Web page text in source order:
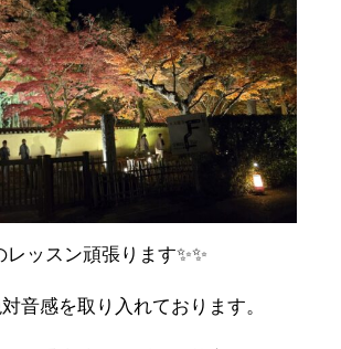
レッスン頑張ります✨✨
音感を取り入れております。